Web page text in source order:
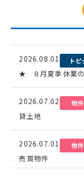
2026.08.01 トピ
★ ８月夏季休業
2026.07.02 物
貸土地
2026.07.01 物
売買物件